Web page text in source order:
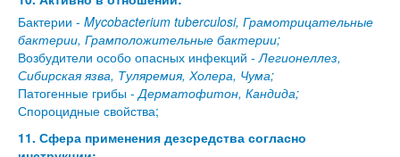
Бактерии - Mycobacterium tuberculosi, Грамотрицательные
бактерии, Грамположительные бактерии;
Возбудители особо опасных инфекций -Легионеллез,
Сибирская язва, Туляремия, Холера, Чума;
Патогенные грибы -Дерматофитон, Кандида;
Спороцидные свойства;
11. Сфера применения дезсредства согласно